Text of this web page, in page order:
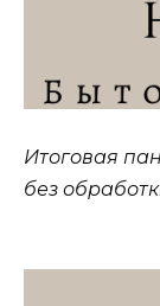
Итоговая
без